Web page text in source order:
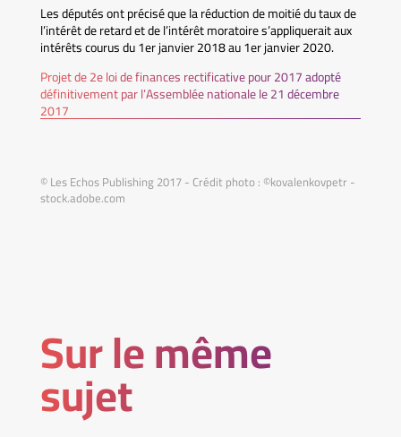
Les députés ont précisé que la réduction de moitié du taux de
l’intérêt de retard et de l’intérêt moratoire s’appliquerait aux
intérêts courus du 1er janvier 2018 au 1er janvier 2020.
Projet de 2e loi de finances rectificative pour 2017 adopté
définitivement par l’Assemblée nationale le 21 décembre
2017
© Les Echos Publishing 2017 - Crédit photo : ©kovalenkovpetr -
stock.adobe.com
Sur le même
sujet